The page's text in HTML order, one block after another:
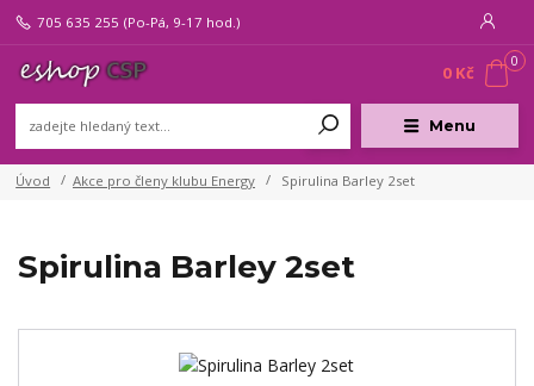
Menu
705 635 255 (Po-Pá, 9-17 hod.)
0
0 Kč
Úvod Akce pro členy klubu Energy Spirulina Barley 2set
Spirulina Barley 2set